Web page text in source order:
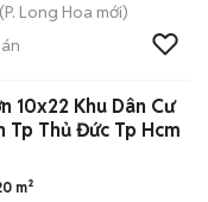
(P. Long Hoa mới)
10x22 Khu Dân Cư
Tp Thủ Đức Tp Hcm
m²